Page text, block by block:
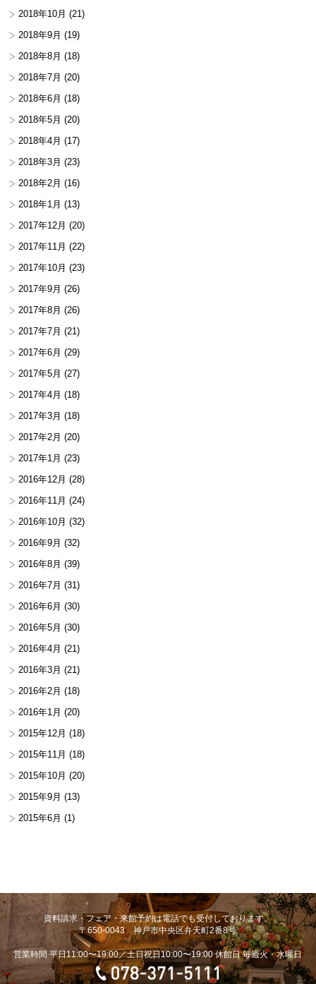
2018年10月 (21)
2018年9月 (19)
2018年8月 (18)
2018年7月 (20)
2018年6月 (18)
2018年5月 (20)
2018年4月 (17)
2018年3月 (23)
2018年2月 (16)
2018年1月 (13)
2017年12月 (20)
2017年11月 (22)
2017年10月 (23)
2017年9月 (26)
2017年8月 (26)
2017年7月 (21)
2017年6月 (29)
2017年5月 (27)
2017年4月 (18)
2017年3月 (18)
2017年2月 (20)
2017年1月 (23)
2016年12月 (28)
2016年11月 (24)
2016年10月 (32)
2016年9月 (32)
2016年8月 (39)
2016年7月 (31)
2016年6月 (30)
2016年5月 (30)
2016年4月 (21)
2016年3月 (21)
2016年2月 (18)
2016年1月 (20)
2015年12月 (18)
2015年11月 (18)
2015年10月 (20)
2015年9月 (13)
2015年6月 (1)
資料請求・フェア・来館予約は電話でも受付しております。
〒650-0043 神戸市中央区弁天町2番8号
営業時間 平日11:00〜19:00／土日祝日10:00〜19:00 休館日 毎週火・水曜日